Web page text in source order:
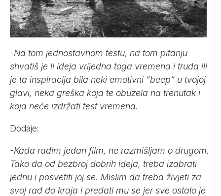
-Na tom jednostavnom testu, na tom pitanju
shvatiš je li ideja vrijedna toga vremena i truda ili
je ta inspiracija bila neki emotivni ”beep” u tvojoj
glavi, neka greška koja te obuzela na trenutak i
koja neće izdržati test vremena.
Dodaje:
-Kada radim jedan film, ne razmišljam o drugom.
Tako da od bezbroj dobrih ideja, treba izabrati
jednu i posvetiti joj se. Mislim da treba živjeti za
svoj rad do kraja i predati mu se jer sve ostalo je